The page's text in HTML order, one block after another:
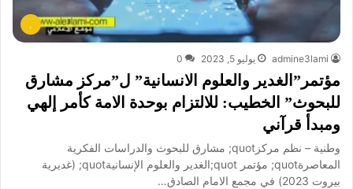
.
admine3lami يوليو 5, 2023 0
مؤتمر”الغدير والعلوم الانسانية” ل”مركز مشارق
للبحوث” الخطيب: للالتزام بوحدة الامة كأمر إلهي
ومبدأ قرآني
وطنية – نظم مركزquot; مشارق للبحوث والدراسات الفكرية
المعاصرةquot; مؤتمر quot;الغدير والعلوم الإنسانيةquot; (غديرية
بيروت 2023) في مجمع الامام الصادق…